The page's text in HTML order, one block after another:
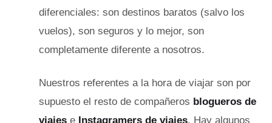
diferenciales: son destinos baratos (salvo los
vuelos), son seguros y lo mejor, son
completamente diferente a nosotros.
Nuestros referentes a la hora de viajar son por
supuesto el resto de compañeros blogueros de
viajes e Instagramers de viajes. Hay algunos